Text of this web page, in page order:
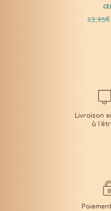
23,95€